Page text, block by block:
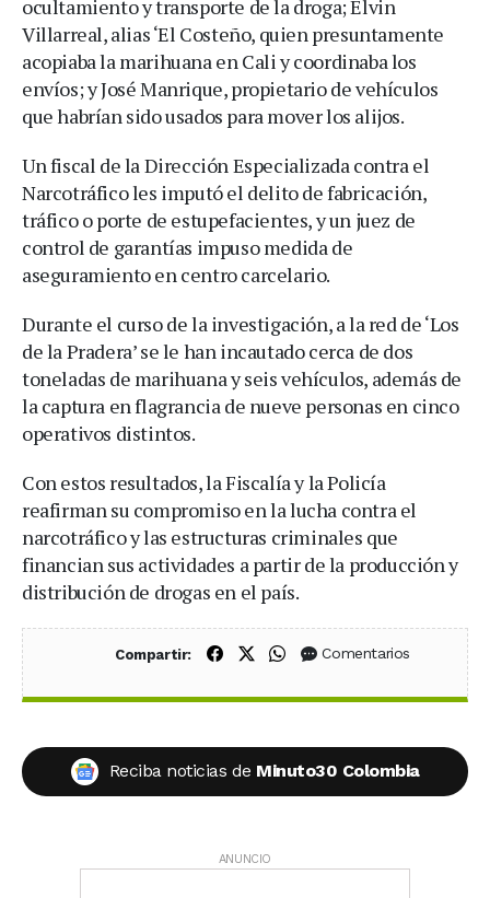
ocultamiento y transporte de la droga; Elvin
Villarreal, alias ‘El Costeño, quien presuntamente
acopiaba la marihuana en Cali y coordinaba los
envíos; y José Manrique, propietario de vehículos
que habrían sido usados para mover los alijos.
Un fiscal de la Dirección Especializada contra el
Narcotráfico les imputó el delito de fabricación,
tráfico o porte de estupefacientes, y un juez de
control de garantías impuso medida de
aseguramiento en centro carcelario.
Durante el curso de la investigación, a la red de ‘Los
de la Pradera’ se le han incautado cerca de dos
toneladas de marihuana y seis vehículos, además de
la captura en flagrancia de nueve personas en cinco
operativos distintos.
Con estos resultados, la Fiscalía y la Policía
reafirman su compromiso en la lucha contra el
narcotráfico y las estructuras criminales que
financian sus actividades a partir de la producción y
distribución de drogas en el país.
Compartir: Compartir en Facebook
Compartir en X (Twitter)
Compartir en WhatsApp
Comentarios
Reciba noticias de Minuto30 Colombia
ANUNCIO